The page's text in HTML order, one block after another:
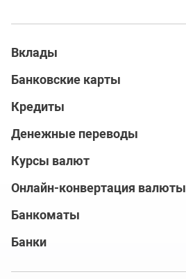
Вклады
Банковские карты
Кредиты
Денежные переводы
Курсы валют
Онлайн-конвертация валюты
Банкоматы
Банки